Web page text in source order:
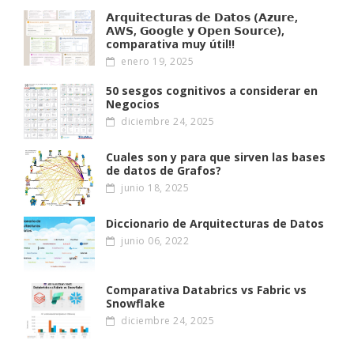
𝗔𝗿𝗾𝘂𝗶𝘁𝗲𝗰𝘁𝘂𝗿𝗮𝘀 𝗱𝗲 𝗗𝗮𝘁𝗼𝘀 (𝗔𝘇𝘂𝗿𝗲,
𝗔W𝗦, 𝗚𝗼𝗼𝗴𝗹𝗲 𝘆 𝗢𝗽𝗲𝗻 𝗦𝗼𝘂𝗿𝗰𝗲),
comparativa muy útil!!
enero 19, 2025
50 sesgos cognitivos a considerar en
Negocios
diciembre 24, 2025
Cuales son y para que sirven las bases
de datos de Grafos?
junio 18, 2025
Diccionario de Arquitecturas de Datos
junio 06, 2022
Comparativa Databrics vs Fabric vs
Snowflake
diciembre 24, 2025